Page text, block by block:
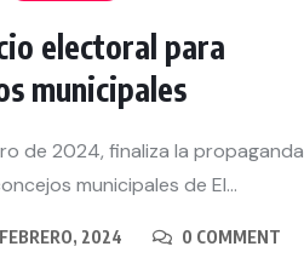
electoral para
municipales
de 2024, finaliza la propaganda
municipales de El...
2024 0 COMMENT